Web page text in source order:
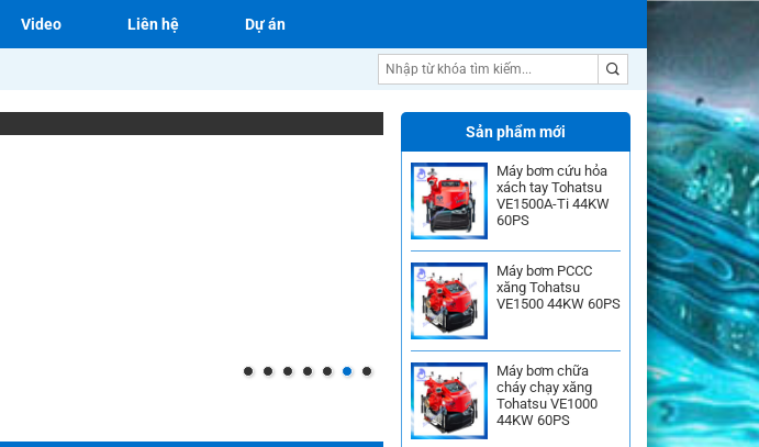
Video Liên hệ Dự án
Sản phẩm mới
Máy bơm cứu hỏa
xách tay Tohatsu
VE1500A-Ti 44KW
60PS
Máy bơm PCCC
xăng Tohatsu
VE1500 44KW 60PS
Máy bơm chữa
cháy chạy xăng
Tohatsu VE1000
44KW 60PS